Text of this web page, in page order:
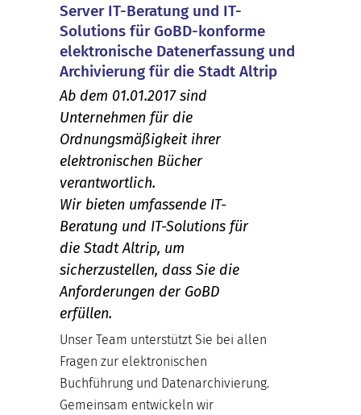
Server IT-Beratung und IT-
Solutions für GoBD-konforme
elektronische Datenerfassung und
Archivierung für die Stadt Altrip
Ab dem 01.01.2017 sind
Unternehmen für die
Ordnungsmäßigkeit ihrer
elektronischen Bücher
verantwortlich.
Wir bieten umfassende IT-
Beratung und IT-Solutions für
die Stadt Altrip, um
sicherzustellen, dass Sie die
Anforderungen der GoBD
erfüllen.
Unser Team unterstützt Sie bei allen
Fragen zur elektronischen
Buchführung und Datenarchivierung.
Gemeinsam entwickeln wir